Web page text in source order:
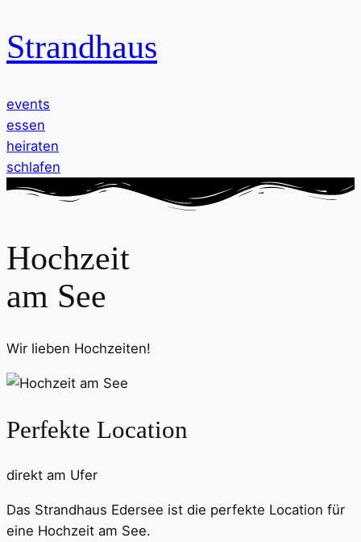
Strandhaus
events
essen
heiraten
schlafen
Hochzeit
am See
Wir lieben Hochzeiten!
Perfekte Location
direkt am Ufer
Das Strandhaus Edersee ist die perfekte Location für
eine Hochzeit am See.